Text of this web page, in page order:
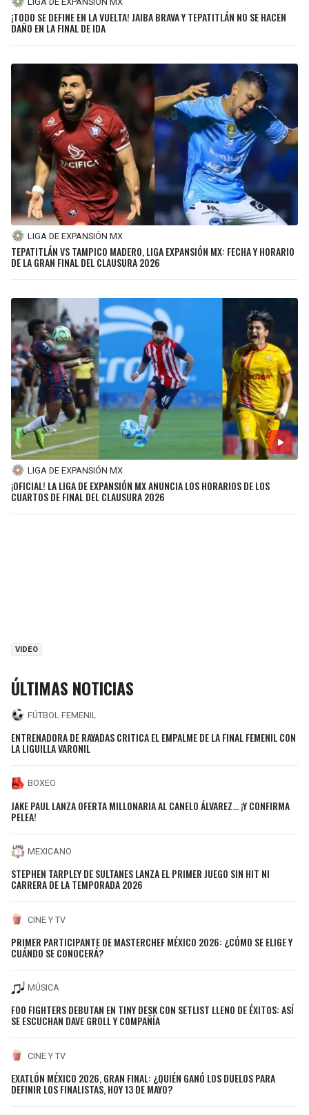
¡TODO SE DEFINE EN LA VUELTA! JAIBA BRAVA Y TEPATITLÁN NO SE HACEN
DAÑO EN LA FINAL DE IDA
LIGA DE EXPANSIÓN MX
TEPATITLÁN VS TAMPICO MADERO, LIGA EXPANSIÓN MX: FECHA Y HORARIO
DE LA GRAN FINAL DEL CLAUSURA 2026
LIGA DE EXPANSIÓN MX
¡OFICIAL! LA LIGA DE EXPANSIÓN MX ANUNCIA LOS HORARIOS DE LOS
CUARTOS DE FINAL DEL CLAUSURA 2026
VIDEO
ÚLTIMAS NOTICIAS
FÚTBOL FEMENIL
ENTRENADORA DE RAYADAS CRITICA EL EMPALME DE LA FINAL FEMENIL CON
LA LIGUILLA VARONIL
BOXEO
JAKE PAUL LANZA OFERTA MILLONARIA AL CANELO ÁLVAREZ… ¡Y CONFIRMA
PELEA!
MEXICANO
STEPHEN TARPLEY DE SULTANES LANZA EL PRIMER JUEGO SIN HIT NI
CARRERA DE LA TEMPORADA 2026
CINE Y TV
PRIMER PARTICIPANTE DE MASTERCHEF MÉXICO 2026: ¿CÓMO SE ELIGE Y
CUÁNDO SE CONOCERÁ?
MÚSICA
FOO FIGHTERS DEBUTAN EN TINY DESK CON SETLIST LLENO DE ÉXITOS: ASÍ
SE ESCUCHAN DAVE GROLL Y COMPAÑÍA
CINE Y TV
EXATLÓN MÉXICO 2026, GRAN FINAL: ¿QUIÉN GANÓ LOS DUELOS PARA
DEFINIR LOS FINALISTAS, HOY 13 DE MAYO?